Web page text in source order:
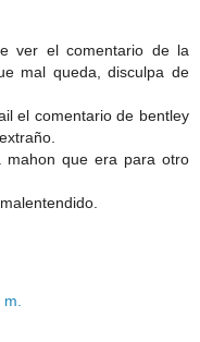
ver el comentario de la
mal queda, disculpa de
el comentario de bentley
que era para otro